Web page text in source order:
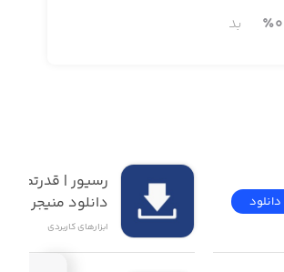
٪0 بد
دانلود
دانلود منیجر iOS
ابزار‌های کاربردی